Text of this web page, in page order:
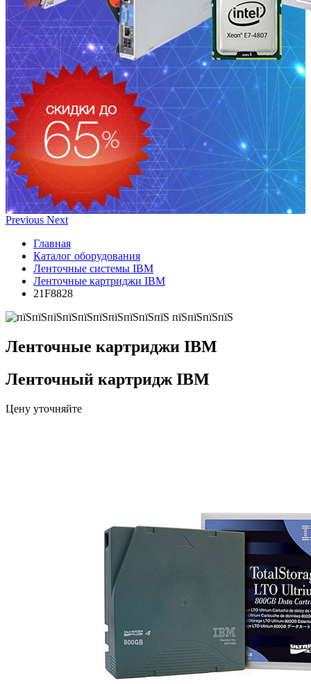
Previous Next
Главная
Каталог оборудования
Ленточные системы IBM
Ленточные картриджи IBM
21F8828
Ленточные картриджи IBM
Ленточный картридж IBM
Цену уточняйте